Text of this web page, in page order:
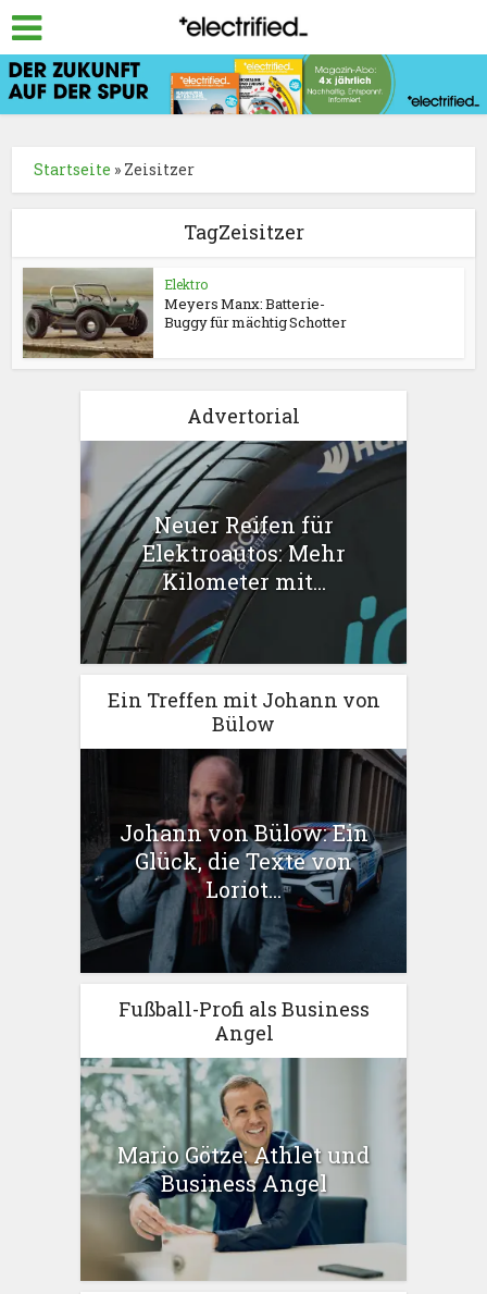
Startseite » Zeisitzer
TagZeisitzer
Elektro
Meyers Manx: Batterie-
Buggy für mächtig Schotter
Advertorial
Neuer Reifen für
Elektroautos: Mehr
Kilometer mit...
Ein Treffen mit Johann von
Bülow
Johann von Bülow: Ein
Glück, die Texte von
Loriot...
Fußball-Profi als Business
Angel
Mario Götze: Athlet und
Business Angel